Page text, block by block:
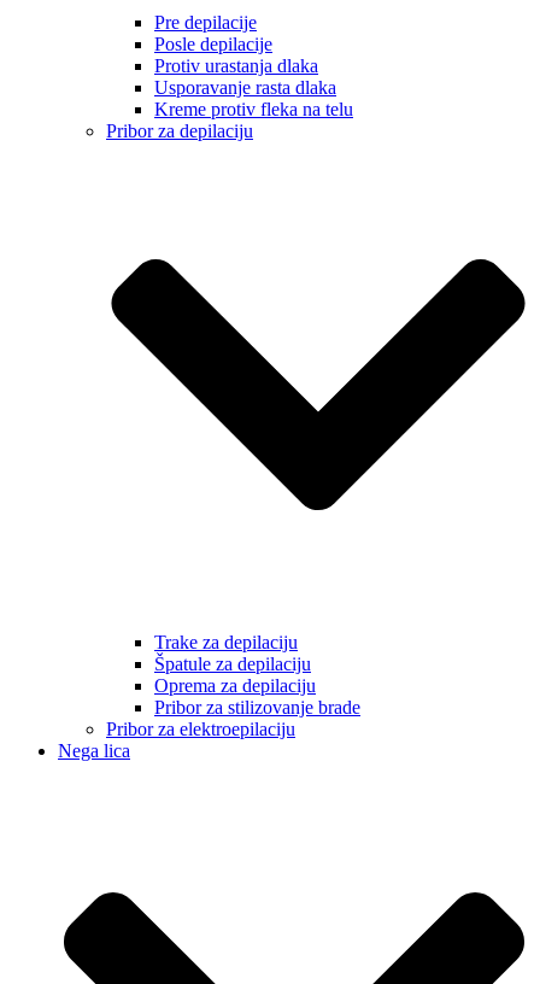
Pre depilacije
Posle depilacije
Protiv urastanja dlaka
Usporavanje rasta dlaka
Kreme protiv fleka na telu
Pribor za depilaciju
Trake za depilaciju
Špatule za depilaciju
Oprema za depilaciju
Pribor za stilizovanje brade
Pribor za elektroepilaciju
Nega lica